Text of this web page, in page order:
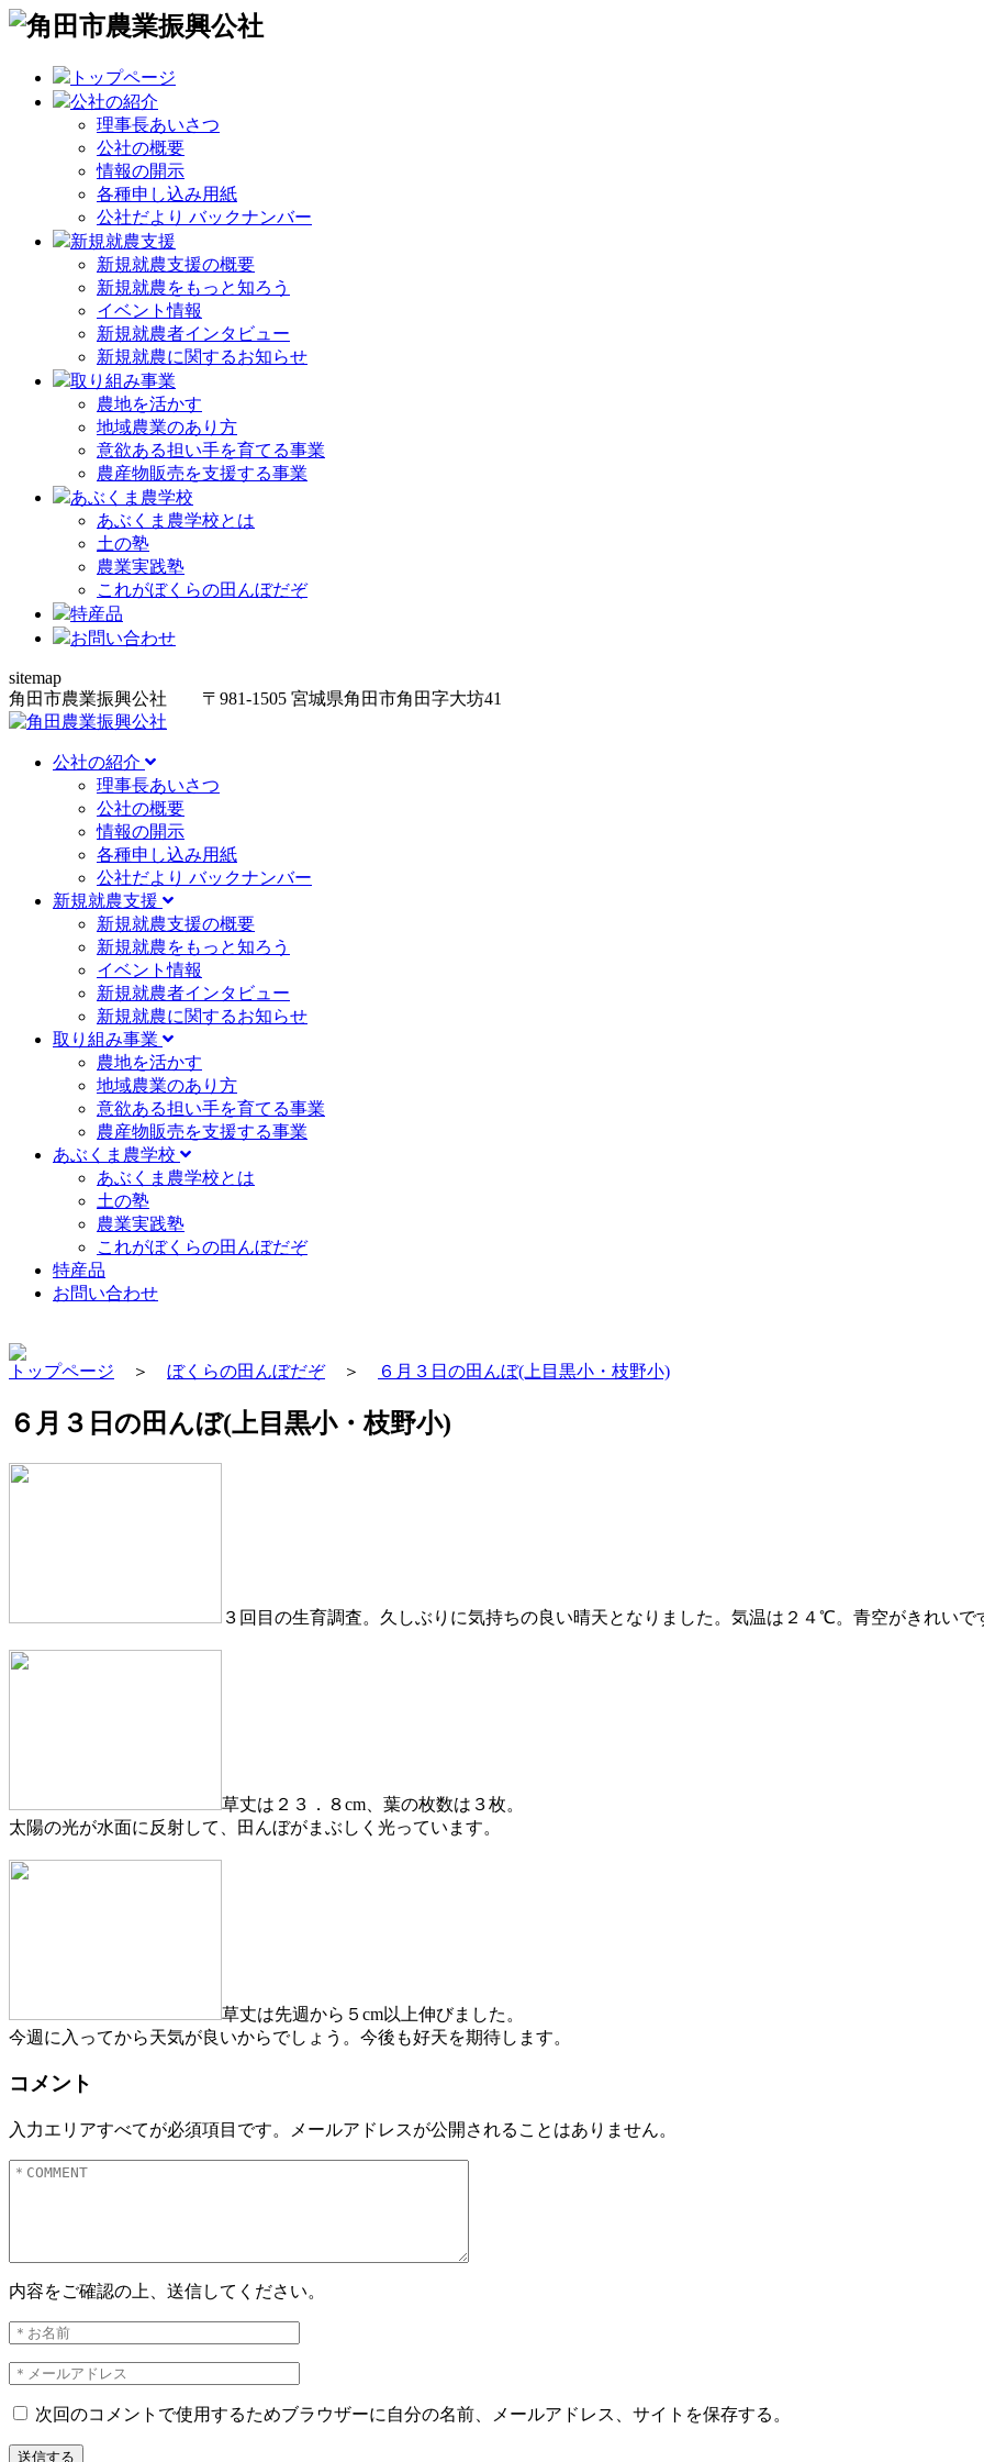
トップページ
公社の紹介
理事長あいさつ
公社の概要
情報の開示
各種申し込み用紙
公社だより バックナンバー
新規就農支援
新規就農支援の概要
新規就農をもっと知ろう
イベント情報
新規就農者インタビュー
新規就農に関するお知らせ
取り組み事業
農地を活かす
地域農業のあり方
意欲ある担い手を育てる事業
農産物販売を支援する事業
あぶくま農学校
あぶくま農学校とは
土の塾
農業実践塾
これがぼくらの田んぼだぞ
特産品
お問い合わせ
sitemap
角田市農業振興公社 〒981-1505 宮城県角田市角田字大坊41
公社の紹介
理事長あいさつ
公社の概要
情報の開示
各種申し込み用紙
公社だより バックナンバー
新規就農支援
新規就農支援の概要
新規就農をもっと知ろう
イベント情報
新規就農者インタビュー
新規就農に関するお知らせ
取り組み事業
農地を活かす
地域農業のあり方
意欲ある担い手を育てる事業
農産物販売を支援する事業
あぶくま農学校
あぶくま農学校とは
土の塾
農業実践塾
これがぼくらの田んぼだぞ
特産品
お問い合わせ
トップページ ＞ ぼくらの田んぼだぞ＞ ６月３日の田んぼ(上目黒小・枝野小)
６月３日の田んぼ(上目黒小・枝野小)
３回目の生育調査。久しぶりに気持ちの良い晴天となりました。気温は２４℃。青空がきれいで
草丈は２３．８cm、葉の枚数は３枚。
太陽の光が水面に反射して、田んぼがまぶしく光っています。
草丈は先週から５cm以上伸びました。
今週に入ってから天気が良いからでしょう。今後も好天を期待します。
コメント
入力エリアすべてが必須項目です。メールアドレスが公開されることはありません。
内容をご確認の上、送信してください。
次回のコメントで使用するためブラウザーに自分の名前、メールアドレス、サイトを保存する。